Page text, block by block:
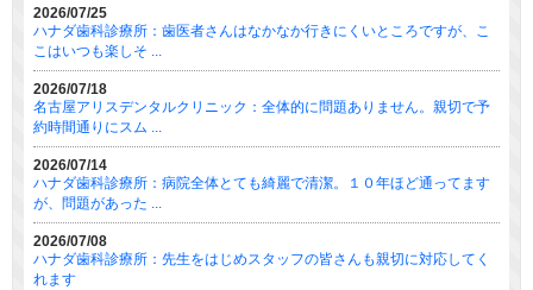
2026/07/25
ハナダ歯科診療所：歯医者さんはなかなか行きにくいところですが、こ
こはいつも楽しそ ...
2026/07/18
名古屋アリスデンタルクリニック：全体的に問題ありません。親切で予
約時間通りにスム ...
2026/07/14
ハナダ歯科診療所：病院全体とても綺麗で清潔。１０年ほど通ってます
が、問題があった ...
2026/07/08
ハナダ歯科診療所：先生をはじめスタッフの皆さんも親切に対応してく
れます